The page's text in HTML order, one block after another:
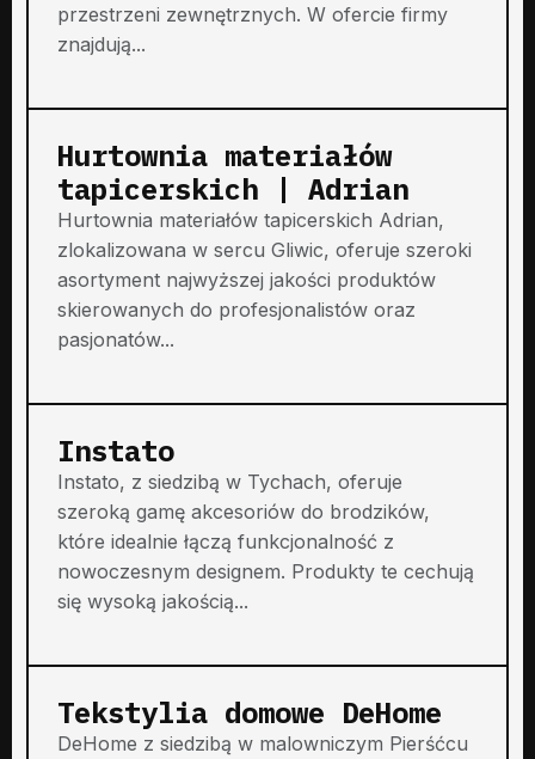
przestrzeni zewnętrznych. W ofercie firmy
znajdują...
Hurtownia materiałów
tapicerskich | Adrian
Hurtownia materiałów tapicerskich Adrian,
zlokalizowana w sercu Gliwic, oferuje szeroki
asortyment najwyższej jakości produktów
skierowanych do profesjonalistów oraz
pasjonatów...
Instato
Instato, z siedzibą w Tychach, oferuje
szeroką gamę akcesoriów do brodzików,
które idealnie łączą funkcjonalność z
nowoczesnym designem. Produkty te cechują
się wysoką jakością...
Tekstylia domowe DeHome
DeHome z siedzibą w malowniczym Pierśćcu